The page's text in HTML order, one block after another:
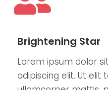
Brightening Star
Lorem ipsum dolor
adipiscing elit. Ut elit